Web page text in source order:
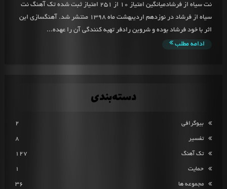
نت سیاه از فرشادمیانگین امتیاز 10 از 251 امتیاز ثبت شده تک آهنگ نت
سیاه از فرشاد در نوزدهم اردیبهشت ماه 1398 منتشر شد. آهنگسازی این
اثر با خود فرشاد بوده و شروین رادفر تهیه کنندگی آن را عهده...
ادامه مطلب
دسته‌بندی
بیوگرافی 2
تفسیر 8
تک آهنگ 127
حمایت 1
مجموعه ها 36